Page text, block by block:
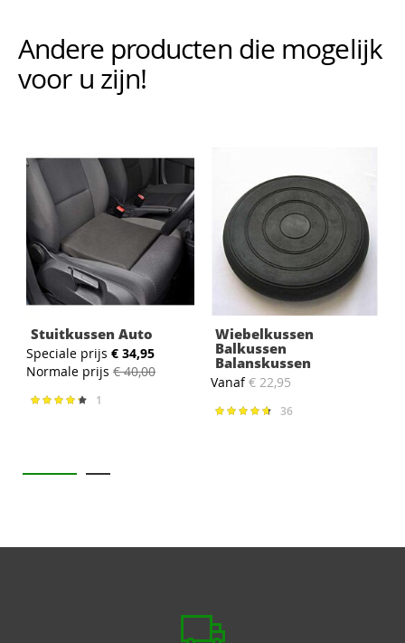
Andere producten die mogelijk
voor u zijn!
Stuitkussen Auto
Speciale prijs € 34,95
Normale prijs € 40,00
Waardering:1
Wiebelkussen
Balkussen
Balanskussen
Vanaf € 22,95
Waardering:
36